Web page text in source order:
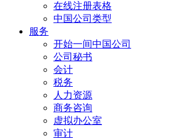
在线注册表格
中国公司类型
服务
开始一间中国公司
公司秘书
会计
税务
人力资源
商务咨询
虚拟办公室
审计